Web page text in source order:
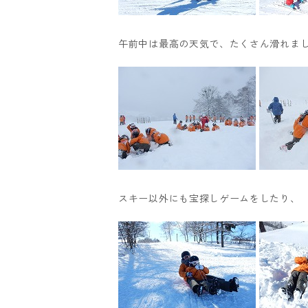
午前中は最高の天気で、たくさん滑れま
スキー以外にも宝探しゲームをしたり、